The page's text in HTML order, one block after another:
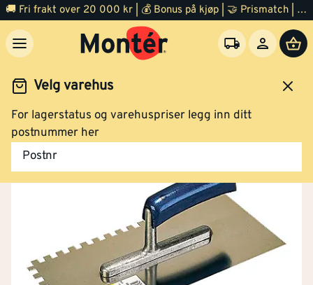
🚚 Fri frakt over 20 000 kr | 💰 Bonus på kjøp | 🤝 Prismatch | ⭐ 100% fornøyd garanti | 🏪 140 byggevarehus
Velg varehus
For lagerstatus og varehuspriser legg inn ditt
postnummer her
Postnr
Maling Maleutstyr